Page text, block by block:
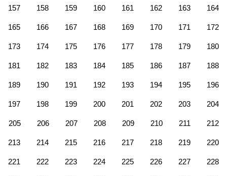
157 158 159 160 161 162 163 164
165 166 167 168 169 170 171 172
173 174 175 176 177 178 179 180
181 182 183 184 185 186 187 188
189 190 191 192 193 194 195 196
197 198 199 200 201 202 203 204
205 206 207 208 209 210 211 212
213 214 215 216 217 218 219 220
221 222 223 224 225 226 227 228